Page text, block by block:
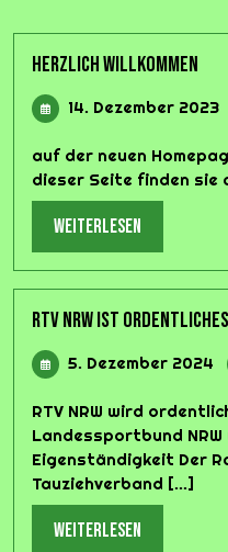
Herzlich Willkommen
14. Dezember 2023
auf der neuen
dieser Seite finden sie
weiterlesen
RTV NRW ist
5. Dezember 2024
RTV NRW wird
Landessportbund
Eigenständigkeit Der
Tauziehverband [...]
weiterlesen